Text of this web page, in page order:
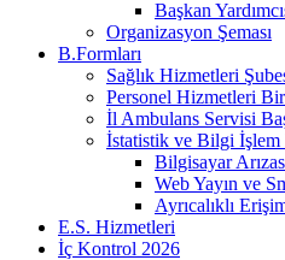
Başkan
Organizasyon Şeması
B.Formları
Sağlık Hizmetleri
Personel Hizmetleri
İl Ambulans Servisi
İstatistik ve Bilgi
Bilgisayar
Web Yayın ve
Ayrıcalıklı
E.S. Hizmetleri
İç Kontrol 2026